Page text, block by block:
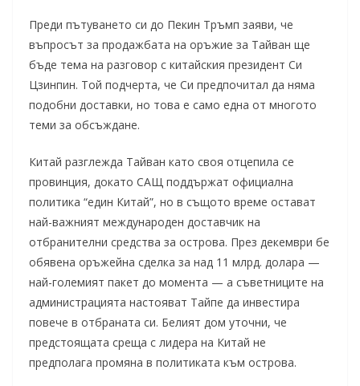
Преди пътуването си до Пекин Тръмп заяви, че
въпросът за продажбата на оръжие за Тайван ще
бъде тема на разговор с китайския президент Си
Цзинпин. Той подчерта, че Си предпочитал да няма
подобни доставки, но това е само една от многото
теми за обсъждане.
Китай разглежда Тайван като своя отцепила се
провинция, докато САЩ поддържат официална
политика “един Китай”, но в същото време остават
най-важният международен доставчик на
отбранителни средства за острова. През декември бе
обявена оръжейна сделка за над 11 млрд. долара —
най-големият пакет до момента — а съветниците на
администрацията настояват Тайпе да инвестира
повече в отбраната си. Белият дом уточни, че
предстоящата среща с лидера на Китай не
предполага промяна в политиката към острова.